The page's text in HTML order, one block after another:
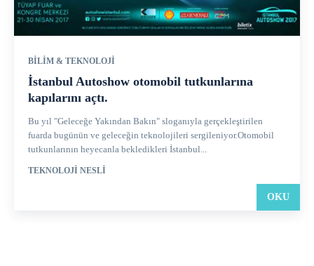
BILIM & TEKNOLOJI
İstanbul Autoshow otomobil tutkunlarına
kapılarını açtı.
Bu yıl "Geleceğe Yakından Bakın" sloganıyla gerçekleştirilen
fuarda bugünün ve geleceğin teknolojileri sergileniyor.Otomobil
tutkunlarının heyecanla bekledikleri İstanbul...
TEKNOLOJI NESLI
OKU